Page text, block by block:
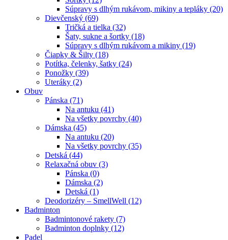
Súpravy s dlhým rukávom, mikiny a tepláky (20)
Dievčenský (69)
Tričká a tielka (32)
Šaty, sukne a šortky (18)
Súpravy s dlhým rukávom a mikiny (19)
Čiapky & Šilty (18)
Potítka, čelenky, šatky (24)
Ponožky (39)
Uteráky (2)
Obuv
Pánska (71)
Na antuku (41)
Na všetky povrchy (40)
Dámska (45)
Na antuku (20)
Na všetky povrchy (35)
Detská (44)
Relaxačná obuv (3)
Pánska (0)
Dámska (2)
Detská (1)
Deodorizéry – SmellWell (12)
Badminton
Badmintonové rakety (7)
Badminton doplnky (12)
Padel